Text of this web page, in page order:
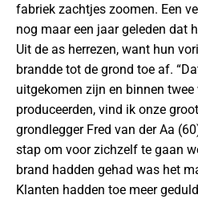
fabriek zachtjes zoomen. Een
nog maar een jaar geleden dat
Uit de as herrezen, want hun
brandde tot de grond toe af.
uitgekomen zijn en binnen
produceerden, vind ik onze
grondlegger Fred van der Aa
stap om voor zichzelf te gaan
brand hadden gehad was het
Klanten hadden toe meer